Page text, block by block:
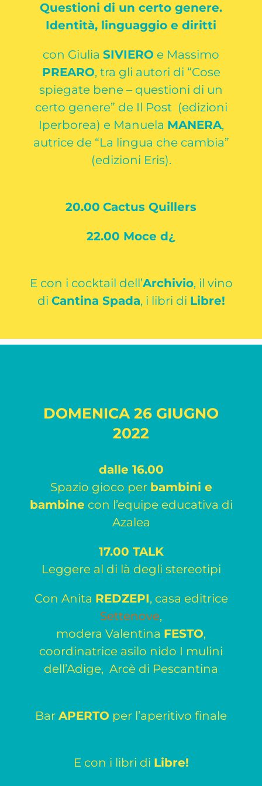
Questioni di un certo genere.
Identità, linguaggio e diritti
con Giulia SIVIERO e Massimo
PREARO, tra gli autori di “Cose
spiegate bene – questioni di un
certo genere” de Il Post (edizioni
Iperborea) e Manuela MANERA,
autrice de “La lingua che cambia”
(edizioni Eris).
20.00 Cactus Quillers
22.00 Moce d¿
E con i cocktail dell’Archivio, il vino
di Cantina Spada, i libri di Libre!
DOMENICA 26 GIUGNO
2022
dalle 16.00
Spazio gioco per bambini e
bambine con l’equipe educativa di
Azalea
17.00 TALK
Leggere al di là degli stereotipi
Con Anita REDZEPI, casa editrice
Settenove,
modera Valentina FESTO,
coordinatrice asilo nido I mulini
dell’Adige, Arcè di Pescantina
Bar APERTO per l’aperitivo finale
E con i libri di Libre!